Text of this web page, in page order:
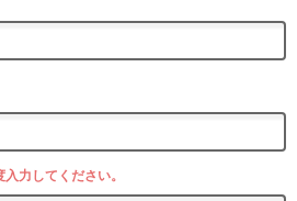
力してください。